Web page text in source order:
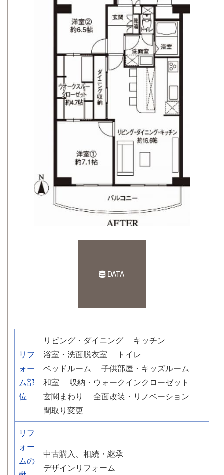
DATA
リフ
ォー
ム部
位
リビング・ダイニング
キッチン
浴室・洗面脱衣室
トイレ
ベッドルーム
子供部屋・キッズルーム
和室
収納・ウォークインクローゼット
玄関まわり
全面改装・リノベーション
間取り変更
リフ
ォー
ムの
中古購入、相続・継承
デザインリフォーム